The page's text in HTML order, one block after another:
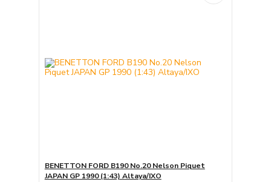
BENETTON FORD B190 No.20 Nelson Piquet
JAPAN GP 1990 (1:43) Altaya/IXO